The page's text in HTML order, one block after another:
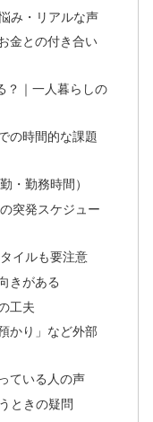
み・リアルな声
金との付き合い
？｜一人暮らしの
の時間的な課題
・勤務時間）
突発スケジュー
イルも要注意
きがある
工夫
かり」など外部
ている人の声
ときの疑問